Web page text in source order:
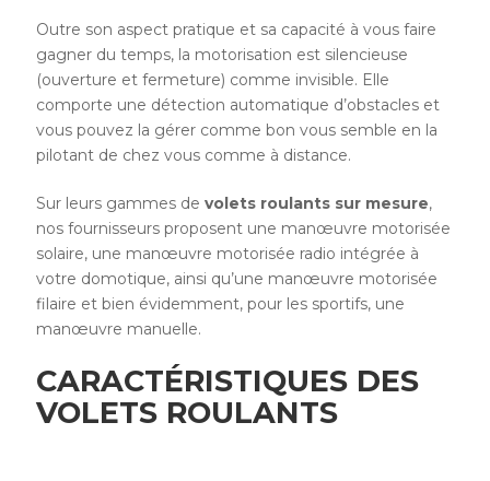
Outre son aspect pratique et sa capacité à vous faire
gagner du temps, la motorisation est silencieuse
(ouverture et fermeture) comme invisible. Elle
comporte une détection automatique d’obstacles et
vous pouvez la gérer comme bon vous semble en la
pilotant de chez vous comme à distance.
Sur leurs gammes de volets roulants sur mesure,
nos fournisseurs proposent une manœuvre motorisée
solaire, une manœuvre motorisée radio intégrée à
votre domotique, ainsi qu’une manœuvre motorisée
filaire et bien évidemment, pour les sportifs, une
manœuvre manuelle.
CARACTÉRISTIQUES DES
VOLETS ROULANTS